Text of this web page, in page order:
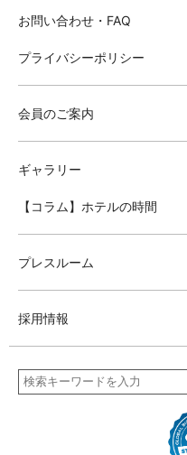
お問い合わせ・FAQ
プライバシーポリシー
会員のご案内
ギャラリー
【コラム】ホテルの時間
プレスルーム
採用情報